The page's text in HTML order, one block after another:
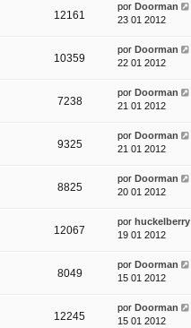
12161
por Doorman
23 01 2012
10359
por Doorman
22 01 2012
7238
por Doorman
21 01 2012
9325
por Doorman
21 01 2012
8825
por Doorman
20 01 2012
12067
por huckelberry
19 01 2012
8049
por Doorman
15 01 2012
12245
por Doorman
15 01 2012